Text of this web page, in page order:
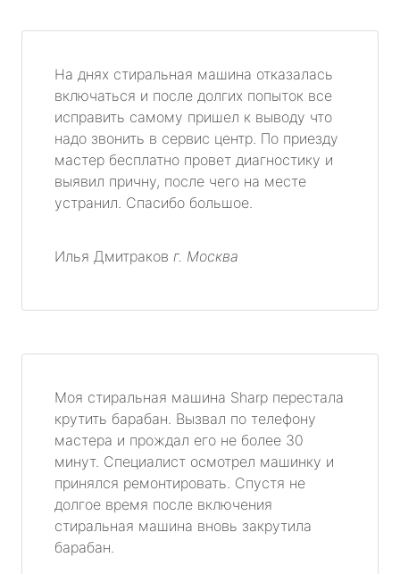
На днях стиральная машина отказалась
включаться и после долгих попыток все
исправить самому пришел к выводу что
надо звонить в сервис центр. По приезду
мастер бесплатно провет диагностику и
выявил причну, после чего на месте
устранил. Спасибо большое.
Илья Дмитраков г. Москва
Моя стиральная машина Sharp перестала
крутить барабан. Вызвал по телефону
мастера и прождал его не более 30
минут. Специалист осмотрел машинку и
принялся ремонтировать. Спустя не
долгое время после включения
стиральная машина вновь закрутила
барабан.